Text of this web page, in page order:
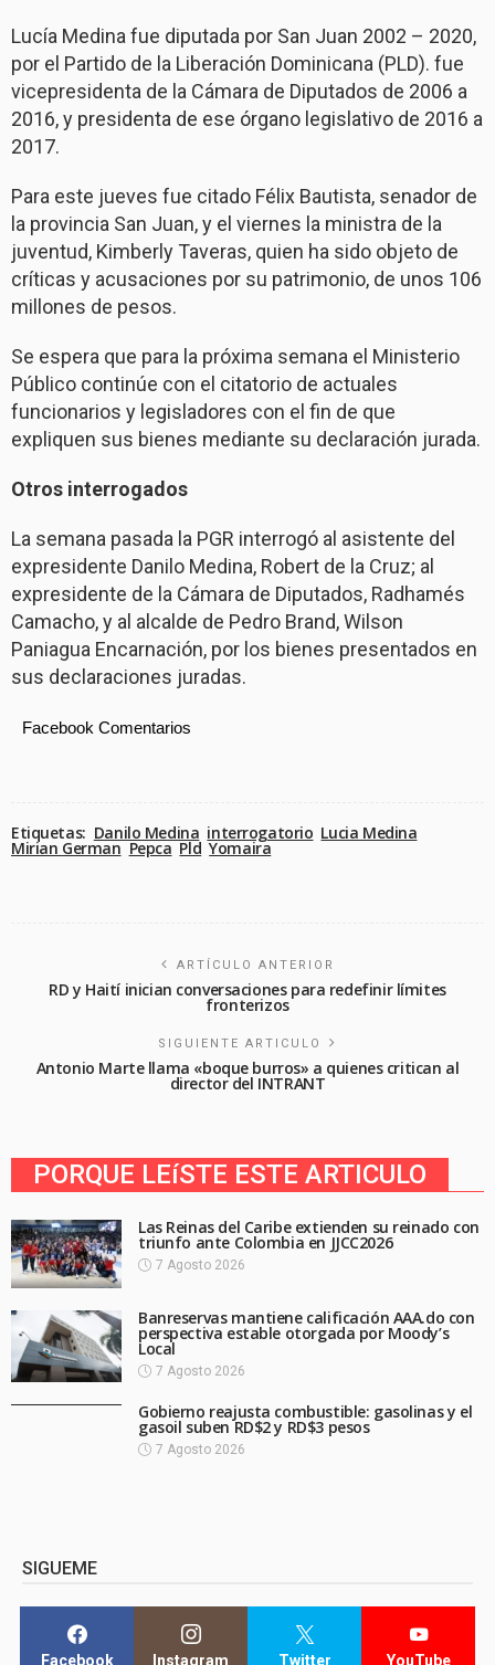
Lucía Medina fue diputada por San Juan 2002 – 2020,
por el Partido de la Liberación Dominicana (PLD). fue
vicepresidenta de la Cámara de Diputados de 2006 a
2016, y presidenta de ese órgano legislativo de 2016 a
2017.
Para este jueves fue citado Félix Bautista, senador de
la provincia San Juan, y el viernes la ministra de la
juventud, Kimberly Taveras, quien ha sido objeto de
críticas y acusaciones por su patrimonio, de unos 106
millones de pesos.
Se espera que para la próxima semana el Ministerio
Público continúe con el citatorio de actuales
funcionarios y legisladores con el fin de que
expliquen sus bienes mediante su declaración jurada.
Otros interrogados
La semana pasada la PGR interrogó al asistente del
expresidente Danilo Medina, Robert de la Cruz; al
expresidente de la Cámara de Diputados, Radhamés
Camacho, y al alcalde de Pedro Brand, Wilson
Paniagua Encarnación, por los bienes presentados en
sus declaraciones juradas.
Facebook Comentarios
Etiquetas: Danilo Medina interrogatorio Lucia Medina
Mirian German Pepca Pld Yomaira
ARTÍCULO ANTERIOR
RD y Haití inician conversaciones para redefinir límites
fronterizos
SIGUIENTE ARTICULO
Antonio Marte llama «boque burros» a quienes critican al
director del INTRANT
PORQUE LEíSTE ESTE ARTICULO
Las Reinas del Caribe extienden su reinado con
triunfo ante Colombia en JJCC2026
7 Agosto 2026
Banreservas mantiene calificación AAA.do con
perspectiva estable otorgada por Moody’s
Local
7 Agosto 2026
Gobierno reajusta combustible: gasolinas y el
gasoil suben RD$2 y RD$3 pesos
7 Agosto 2026
SIGUEME
Facebook Instagram Twitter YouTube